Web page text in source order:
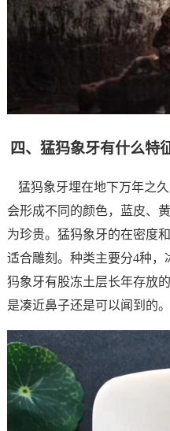
四、猛犸象牙有什么特
猛犸象牙埋在地下万年之
会形成不同的颜色，蓝皮、
为珍贵。猛犸象牙的在密度
适合雕刻。种类主要分4种
犸象牙有股冻土层长年存放
是凑近鼻子还是可以闻到的